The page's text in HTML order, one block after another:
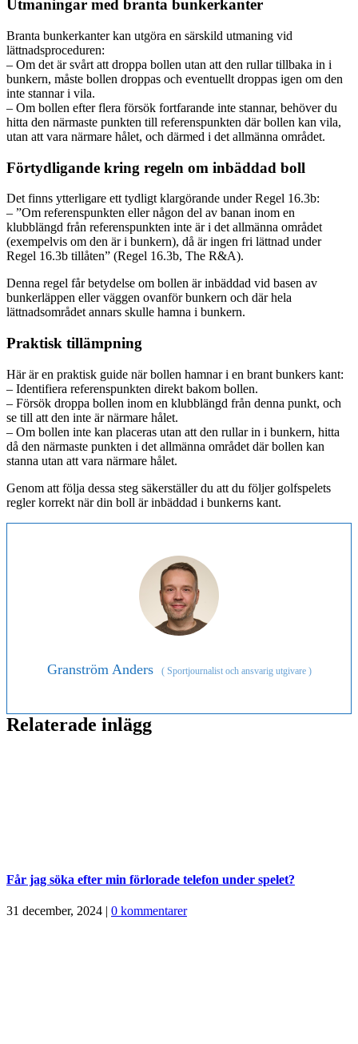
Utmaningar med branta bunkerkanter
Branta bunkerkanter kan utgöra en särskild utmaning vid
lättnadsproceduren:
– Om det är svårt att droppa bollen utan att den rullar tillbaka in i
bunkern, måste bollen droppas och eventuellt droppas igen om den
inte stannar i vila.
– Om bollen efter flera försök fortfarande inte stannar, behöver du
hitta den närmaste punkten till referenspunkten där bollen kan vila,
utan att vara närmare hålet, och därmed i det allmänna området.
Förtydligande kring regeln om inbäddad boll
Det finns ytterligare ett tydligt klargörande under Regel 16.3b:
– ”Om referenspunkten eller någon del av banan inom en
klubblängd från referenspunkten inte är i det allmänna området
(exempelvis om den är i bunkern), då är ingen fri lättnad under
Regel 16.3b tillåten” (Regel 16.3b, The R&A).
Denna regel får betydelse om bollen är inbäddad vid basen av
bunkerläppen eller väggen ovanför bunkern och där hela
lättnadsområdet annars skulle hamna i bunkern.
Praktisk tillämpning
Här är en praktisk guide när bollen hamnar i en brant bunkers kant:
– Identifiera referenspunkten direkt bakom bollen.
– Försök droppa bollen inom en klubblängd från denna punkt, och
se till att den inte är närmare hålet.
– Om bollen inte kan placeras utan att den rullar in i bunkern, hitta
då den närmaste punkten i det allmänna området där bollen kan
stanna utan att vara närmare hålet.
Genom att följa dessa steg säkerställer du att du följer golfspelets
regler korrekt när din boll är inbäddad i bunkerns kant.
Granström Anders (Sportjournalist och ansvarig utgivare )
Relaterade inlägg
Får jag söka efter min förlorade telefon under spelet?
31 december, 2024 | 0 kommentarer